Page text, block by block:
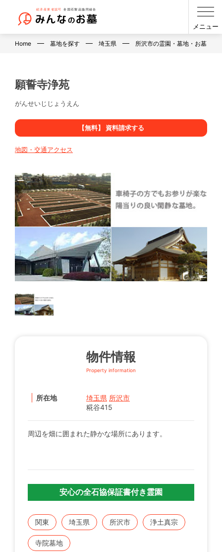
メニュー
Home 墓地を探す 埼玉県 所沢市の霊園・墓地・お墓
願誓寺浄苑
がんせいじじょうえん
【無料】 資料請求する
地図・交通アクセス
物件情報
Property information
所在地 埼玉県 所沢市
糀谷415
周辺を畑に囲まれた静かな場所にあります。
安心の全石協保証書付き霊園
関東 埼玉県 所沢市 浄土真宗
寺院墓地